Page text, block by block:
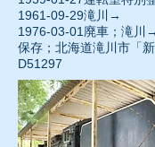
1961-09-29滝川→
1976-03-01 廃車；滝川→
保存；北海道滝川市「
D51297